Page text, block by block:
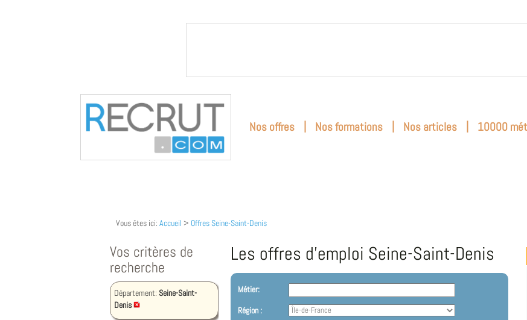
Nos offres | Nos formations | Nos articles | 10000
Vous êtes ici: Accueil > Offres Seine-Saint-Denis
Vos critères de
recherche
Département: Seine-Saint-
Denis
Les offres d'emploi Seine-Saint-Denis
Métier:
Région :